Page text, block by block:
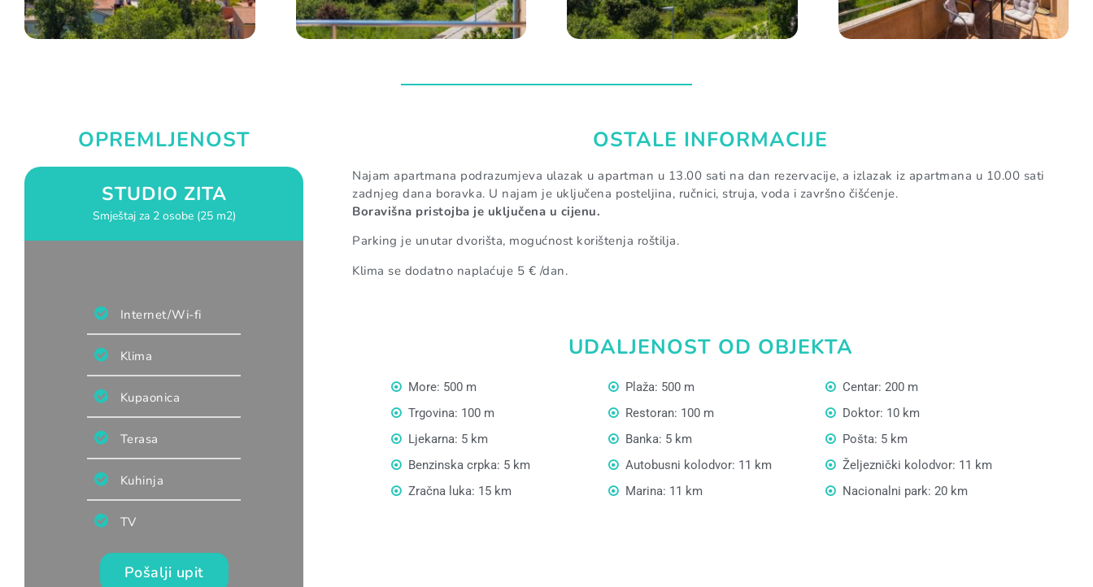
OPREMLJENOST
STUDIO ZITA
Smještaj za 2 osobe (25 m2)
Internet/Wi-fi
Klima
Kupaonica
Terasa
Kuhinja
TV
Pošalji upit
OSTALE INFORMACIJE
Najam apartmana podrazumjeva ulazak u apartman u 13.00 sati na dan rezervacije, a izlazak iz apartmana u 10.00 sati
zadnjeg dana boravka. U najam je uključena posteljina, ručnici, struja, voda i završno čišćenje.
Boravišna pristojba je uključena u cijenu.
Parking je unutar dvorišta, mogućnost korištenja roštilja.
Klima se dodatno naplaćuje 5 € /dan.
UDALJENOST OD OBJEKTA
More: 500 m
Trgovina: 100 m
Ljekarna: 5 km
Benzinska crpka: 5 km
Zračna luka: 15 km
Plaža: 500 m
Restoran: 100 m
Banka: 5 km
Autobusni kolodvor: 11 km
Marina: 11 km
Centar: 200 m
Doktor: 10 km
Pošta: 5 km
Željeznički kolodvor: 11 km
Nacionalni park: 20 km